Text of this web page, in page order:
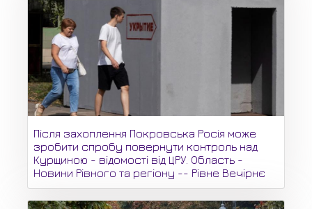
Після захоплення Покровська Росія може
зробити спробу повернути контроль над
Курщиною - відомості від ЦРУ. Область -
Новини Рівного та регіону -- Рівне Вечірнє